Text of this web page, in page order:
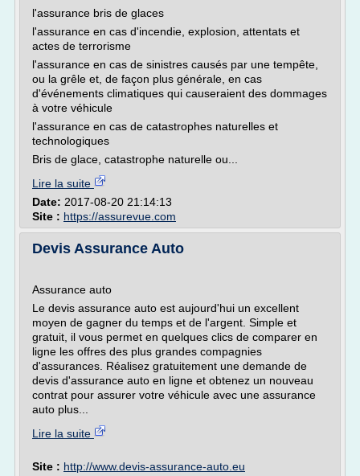
l'assurance bris de glaces
l'assurance en cas d'incendie, explosion, attentats et
actes de terrorisme
l'assurance en cas de sinistres causés par une tempête,
ou la grêle et, de façon plus générale, en cas
d'événements climatiques qui causeraient des dommages
à votre véhicule
l'assurance en cas de catastrophes naturelles et
technologiques
Bris de glace, catastrophe naturelle ou...
Lire la suite
Date: 2017-08-20 21:14:13
Site : https://assurevue.com
Devis Assurance Auto
Assurance auto
Le devis assurance auto est aujourd'hui un excellent
moyen de gagner du temps et de l'argent. Simple et
gratuit, il vous permet en quelques clics de comparer en
ligne les offres des plus grandes compagnies
d'assurances. Réalisez gratuitement une demande de
devis d'assurance auto en ligne et obtenez un nouveau
contrat pour assurer votre véhicule avec une assurance
auto plus...
Lire la suite
Site : http://www.devis-assurance-auto.eu